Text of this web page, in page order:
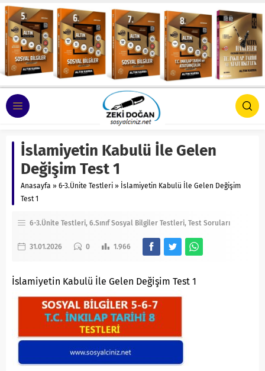
İslamiyetin Kabulü İle Gelen
Değişim Test 1
Anasayfa » 6-3.Ünite Testleri » İslamiyetin Kabulü İle Gelen Değişim
Test 1
6-3.Ünite Testleri 6.Sınıf Sosyal Bilgiler Testleri Test Soruları
31.01.2026 0 1.966
İslamiyetin Kabulü İle Gelen Değişim Test 1